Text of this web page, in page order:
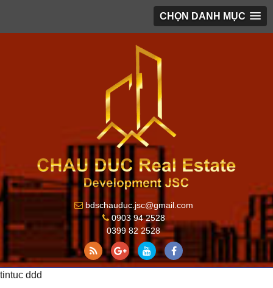
CHỌN DANH MỤC
bdschauduc.jsc@gmail.com
0903 94 2528
0399 82 2528
tintuc ddd